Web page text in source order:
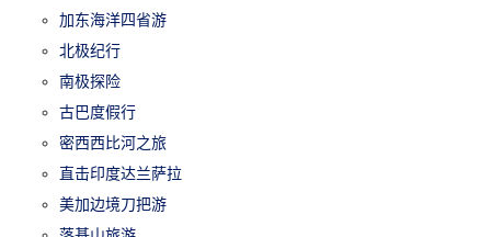
加东海洋四省游
北极纪行
南极探险
古巴度假行
密西西比河之旅
直击印度达兰萨拉
美加边境刀把游